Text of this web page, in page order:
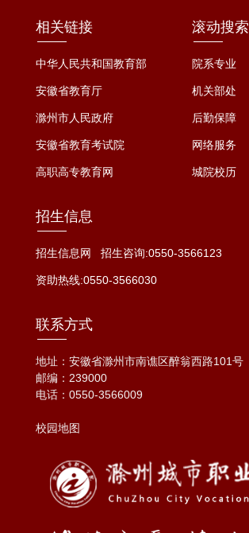
相关链接
中华人民共和国教育部
安徽省教育厅
滁州市人民政府
安徽省教育考试院
高职高专教育网
滚动搜索
院系专业
机关部处
后勤保障
网络服务
城院校历
招生信息
招生信息网 招生咨询:0550-3566123
资助热线:0550-3566030
联系方式
地址：安徽省滁州市南谯区醉翁西路101号
邮编：239000
电话： 0550-3566009
校园地图